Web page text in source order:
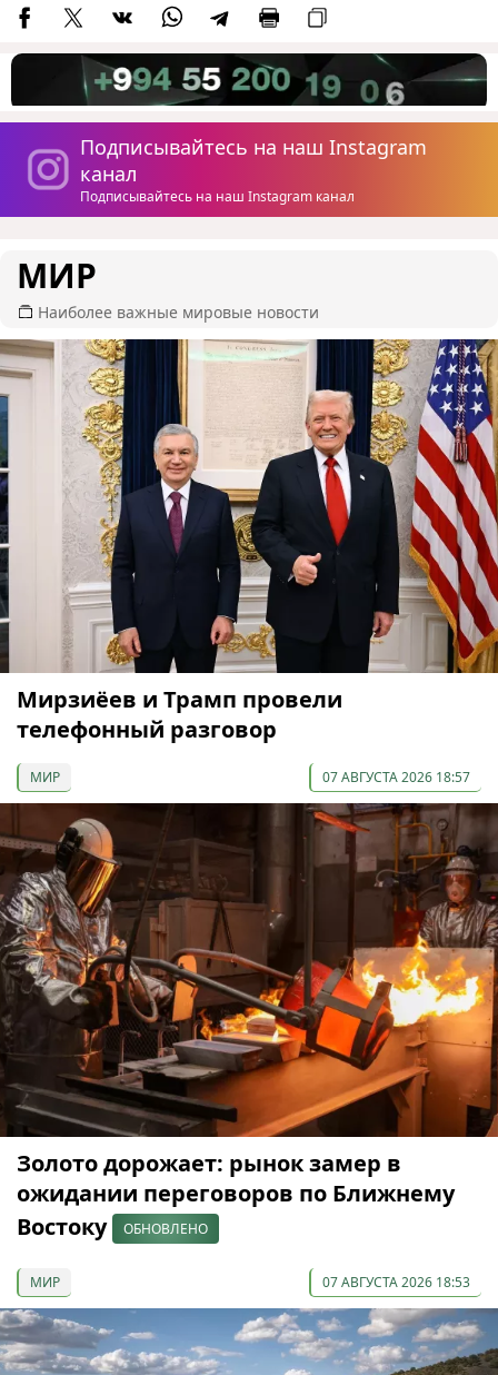
Подписывайтесь на наш Instagram
канал
Подписывайтесь на наш Instagram канал
МИР
Наиболее важные мировые новости
Мирзиёев и Трамп провели
телефонный разговор
МИР 07 АВГУСТА 2026 18:57
Золото дорожает: рынок замер в
ожидании переговоров по Ближнему
Востоку
ОБНОВЛЕНО
МИР 07 АВГУСТА 2026 18:53